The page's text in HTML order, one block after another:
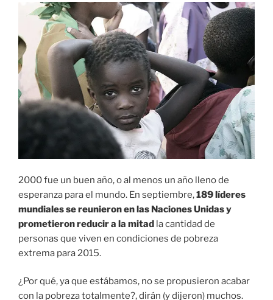
2000 fue un buen año, o al menos un año lleno de
esperanza para el mundo. En septiembre,189 líderes
mundiales se reunieron en las Naciones Unidas y
prometieron reducir a la mitad la cantidad de
personas que viven en condiciones de pobreza
extrema para 2015.
¿Por qué, ya que estábamos, no se propusieron acabar
con la pobreza totalmente?, dirán (y dijeron) muchos.